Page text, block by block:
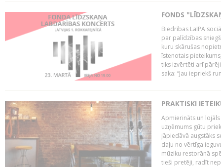
FONDS
Biedrības LaIPA
par palīdzības
kuru skārušas
īstenotais
tiks izvērtēti arī
saka: “Jau iepriekš
PRAKTISKI
Apmierināts un
uzņēmums gūtu
jāpiedāvā augstāks
daļu no vērtīga
mūziku restorānā
tieši pretēji, radīt